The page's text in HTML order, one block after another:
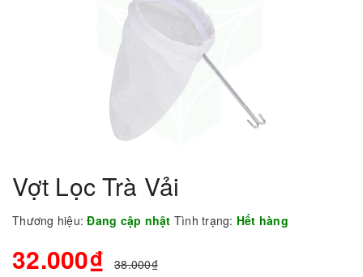
Vợt Lọc Trà Vải
Thương hiệu: Đang cập nhật Tình trạng: Hết hàng
32.000₫ 38.000₫